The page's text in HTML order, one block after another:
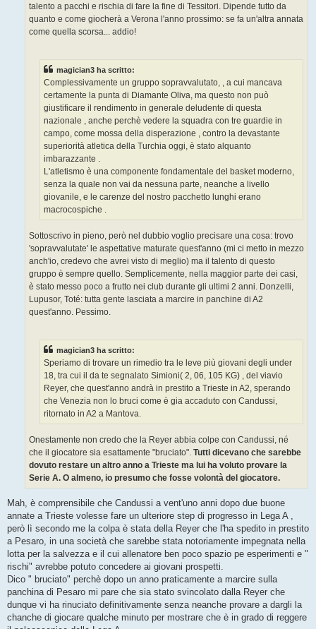
talento a pacchi e rischia di fare la fine di Tessitori. Dipende tutto da
quanto e come giocherà a Verona l'anno prossimo: se fa un'altra annata
come quella scorsa... addio!
magician3 ha scritto:
Complessivamente un gruppo sopravvalutato, , a cui mancava
certamente la punta di Diamante Oliva, ma questo non può
giustificare il rendimento in generale deludente di questa
nazionale , anche perchè vedere la squadra con tre guardie in
campo, come mossa della disperazione , contro la devastante
superiorità atletica della Turchia oggi, è stato alquanto
imbarazzante .
L'atletismo è una componente fondamentale del basket moderno,
senza la quale non vai da nessuna parte, neanche a livello
giovanile, e le carenze del nostro pacchetto lunghi erano
macrocospiche .
Sottoscrivo in pieno, però nel dubbio voglio precisare una cosa: trovo
'sopravvalutate' le aspettative maturate quest'anno (mi ci metto in mezzo
anch'io, credevo che avrei visto di meglio) ma il talento di questo
gruppo è sempre quello. Semplicemente, nella maggior parte dei casi,
è stato messo poco a frutto nei club durante gli ultimi 2 anni. Donzelli,
Lupusor, Toté: tutta gente lasciata a marcire in panchine di A2
quest'anno. Pessimo.
magician3 ha scritto:
Speriamo di trovare un rimedio tra le leve più giovani degli under
18, tra cui il da te segnalato Simioni( 2, 06, 105 KG) , del viavio
Reyer, che quest'anno andrà in prestito a Trieste in A2, sperando
che Venezia non lo bruci come è gia accaduto con Candussi,
ritornato in A2 a Mantova.
Onestamente non credo che la Reyer abbia colpe con Candussi, né
che il giocatore sia esattamente "bruciato". Tutti dicevano che sarebbe
dovuto restare un altro anno a Trieste ma lui ha voluto provare la
Serie A. O almeno, io presumo che fosse volontà del giocatore.
Mah, è comprensibile che Candussi a vent'uno anni dopo due buone
annate a Trieste volesse fare un ulteriore step di progresso in Lega A ,
però lì secondo me la colpa è stata della Reyer che l'ha spedito in prestito
a Pesaro, in una società che sarebbe stata notoriamente impegnata nella
lotta per la salvezza e il cui allenatore ben poco spazio pe esperimenti e "
rischi" avrebbe potuto concedere ai giovani prospetti.
Dico " bruciato" perchè dopo un anno praticamente a marcire sulla
panchina di Pesaro mi pare che sia stato svincolato dalla Reyer che
dunque vi ha rinuciato definitivamente senza neanche provare a dargli la
chanche di giocare qualche minuto per mostrare che è in grado di reggere